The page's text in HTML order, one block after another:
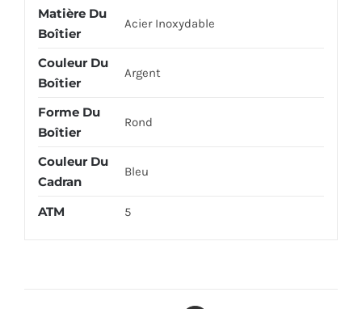
Matière Du
Boîtier
Acier Inoxydable
Couleur Du
Boîtier
Argent
Forme Du
Boîtier
Rond
Couleur Du
Cadran
Bleu
ATM 5